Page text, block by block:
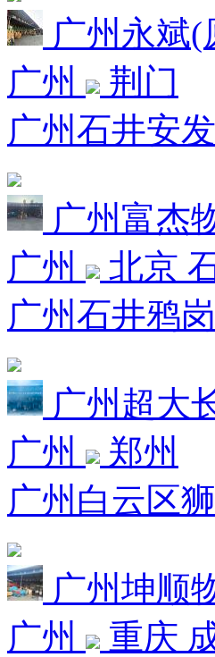
广州永斌(
广州
荆门
广州石井安
广州富杰
广州
北京
广州石井鸦
广州超大
广州
郑州
广州白云区
广州坤顺
广州
重庆